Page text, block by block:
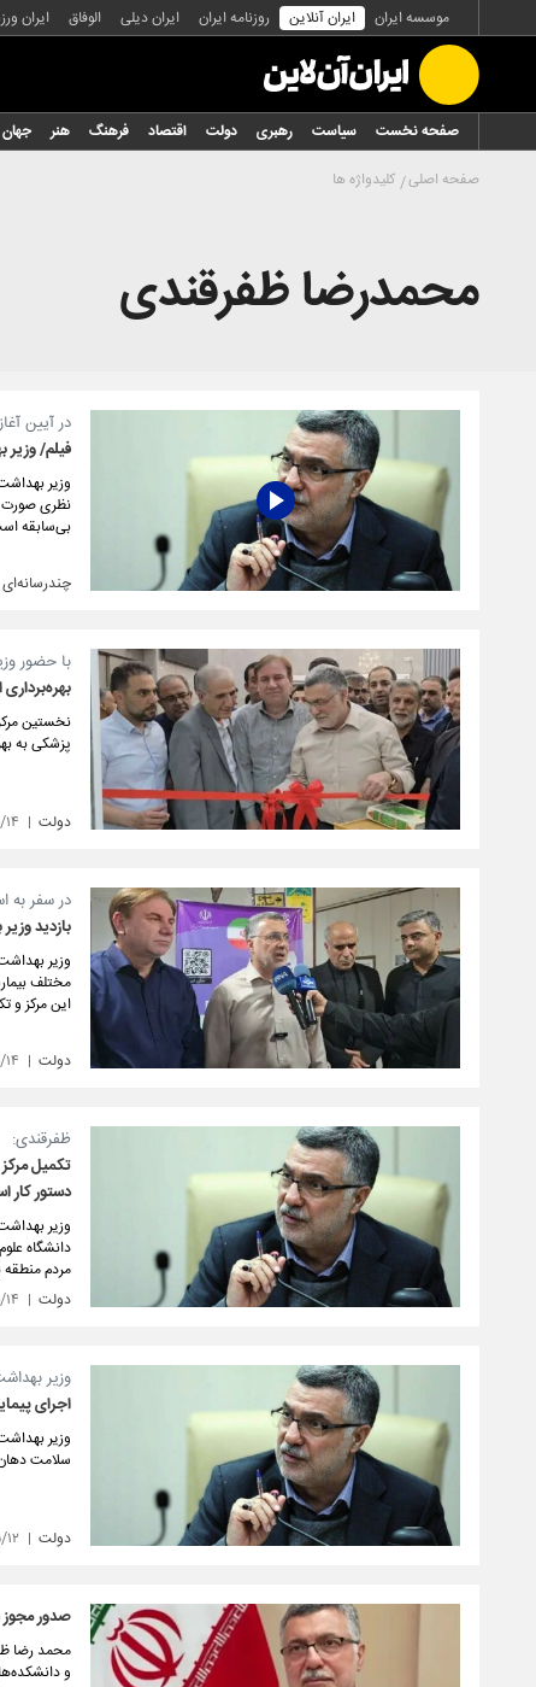
موسسه ایران ایران آنلاین روزنامه ایران ایران دیلی الوفاق ایران
صفحه نخست سیاست رهبری دولت اقتصاد فرهنگ هنر جهان
صفحه اصلی کلیدواژه ها
محمدرضا ظفرقندی
در آیین آغاز
فیلم/ وزیر
وزیر
نظری صورت
بی‌سابقه
چندرسانه‌ای
با حضور
پزشکی به
دولت
در سفر به
بازدید
وزیر
مختلف
این مرکز و
دولت
ظفرقندی:
تکمیل
دستور کار
وزیر
دانشگاه
مردم منطقه
دولت
وزیر
اجرای
وزیر
سلامت
دولت
صدور
محمد رضا
و